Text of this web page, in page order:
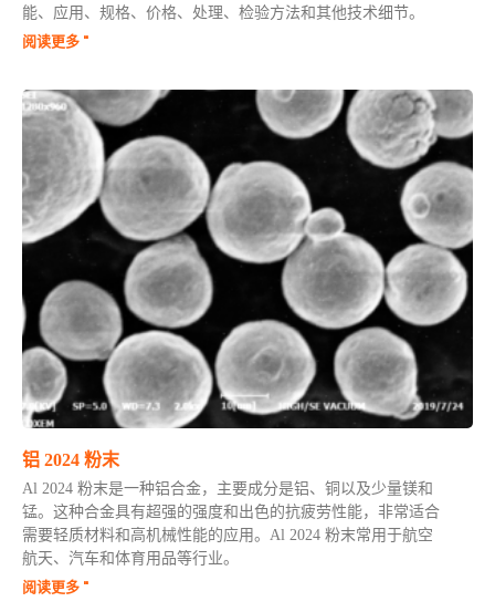
能、应用、规格、价格、处理、检验方法和其他技术细节。
阅读更多 "
铝 2024 粉末
Al 2024 粉末是一种铝合金，主要成分是铝、铜以及少量镁和
锰。这种合金具有超强的强度和出色的抗疲劳性能，非常适合
需要轻质材料和高机械性能的应用。Al 2024 粉末常用于航空
航天、汽车和体育用品等行业。
阅读更多 "